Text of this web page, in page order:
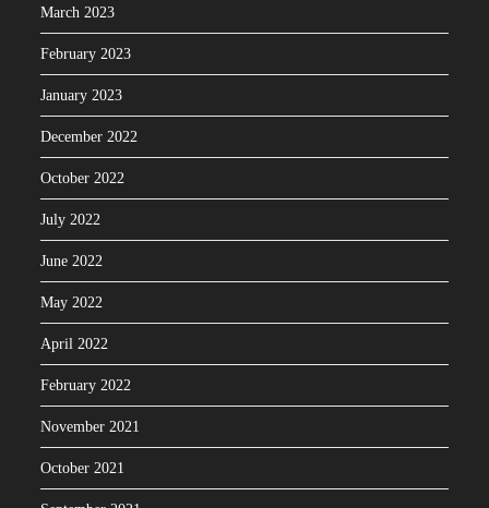
March 2023
February 2023
January 2023
December 2022
October 2022
July 2022
June 2022
May 2022
April 2022
February 2022
November 2021
October 2021